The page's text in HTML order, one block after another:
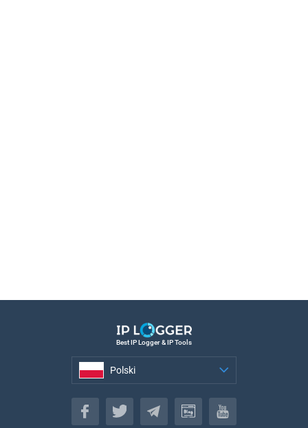
Best IP Logger & IP Tools
Polski
Polski